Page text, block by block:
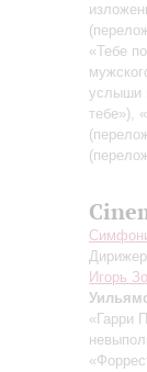
«Тебе
услыши
тебе»),
Игорь
«Гарри